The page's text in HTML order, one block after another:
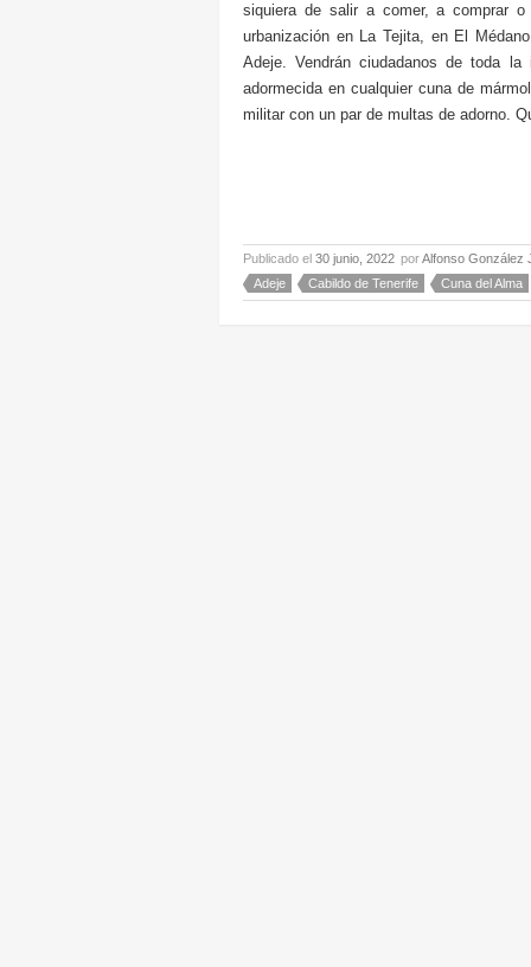
siquiera de salir a comer, a comprar
urbanización en La Tejita, en El
Adeje. Vendrán ciudadanos de toda
adormecida en cualquier cuna de
militar con un par de multas de adorno.
Publicado el 30 junio, 2022 porAlfonso González
Adeje
Cabildo de Tenerife Cuna del Alma